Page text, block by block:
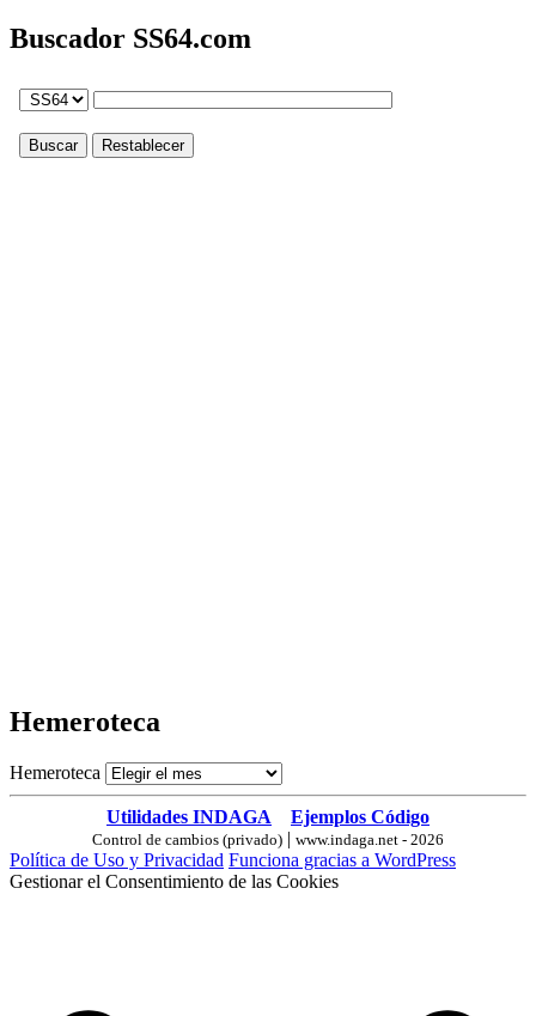
Buscador SS64.com
Hemeroteca
Hemeroteca
Utilidades INDAGA Ejemplos Código
Control de cambios (privado) | www.indaga.net - 2026
Política de Uso y Privacidad Funciona gracias a WordPress
Gestionar el Consentimiento de las Cookies